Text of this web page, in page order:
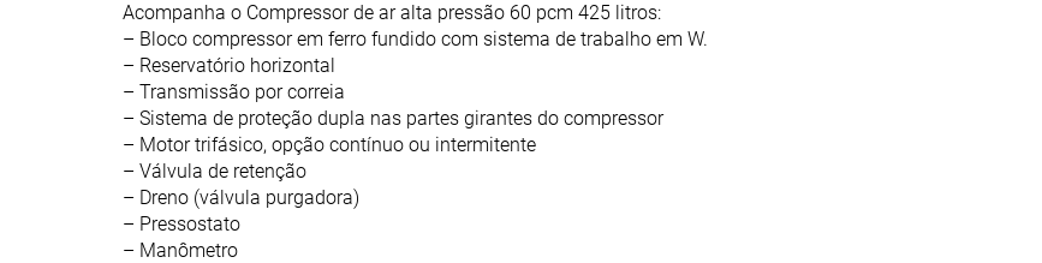
Acompanha o Compressor de ar alta pressão 60 pcm 425 litros:
– Bloco compressor em ferro fundido com sistema de trabalho em W.
– Reservatório horizontal
– Transmissão por correia
– Sistema de proteção dupla nas partes girantes do compressor
– Motor trifásico, opção contínuo ou intermitente
– Válvula de retenção
– Dreno (válvula purgadora)
– Pressostato
– Manômetro